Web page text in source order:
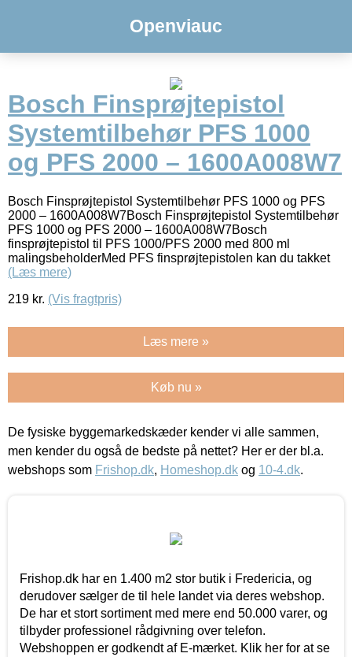
Openviauc
Bosch Finsprøjtepistol
Systemtilbehør PFS 1000
og PFS 2000 – 1600A008W7
Bosch Finsprøjtepistol Systemtilbehør PFS 1000 og PFS
2000 – 1600A008W7Bosch Finsprøjtepistol Systemtilbehør
PFS 1000 og PFS 2000 – 1600A008W7Bosch
finsprøjtepistol til PFS 1000/PFS 2000 med 800 ml
malingsbeholderMed PFS finsprøjtepistolen kan du takket
(Læs mere)
219 kr. (Vis fragtpris)
Læs mere »
Køb nu »
De fysiske byggemarkedskæder kender vi alle sammen,
men kender du også de bedste på nettet? Her er der bl.a.
webshops som Frishop.dk, Homeshop.dk og 10-4.dk.
Frishop.dk har en 1.400 m2 stor butik i Fredericia, og
derudover sælger de til hele landet via deres webshop.
De har et stort sortiment med mere end 50.000 varer, og
tilbyder professionel rådgivning over telefon.
Webshoppen er godkendt af E-mærket. Klik her for at se